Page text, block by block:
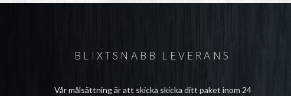
BLIXTSNABB LEVERANS
Vår målsättning är att skicka skicka ditt paket inom 24